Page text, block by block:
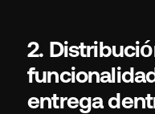
2.
entrega